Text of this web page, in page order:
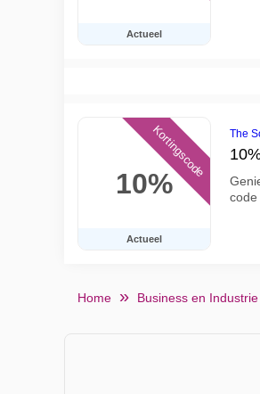
Actueel
10%
Actueel
Kortingscode The
Home Business en Industrie